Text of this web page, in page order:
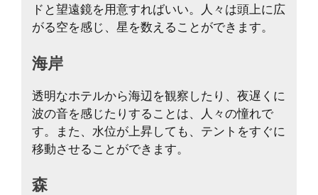
ドと望遠鏡を用意すればいい。人々は頭上に広
がる空を感じ、星を数えることができます。
海岸
透明なホテルから海辺を観察したり、夜遅くに
波の音を感じたりすることは、人々の憧れで
す。また、水位が上昇しても、テントをすぐに
移動させることができます。
森